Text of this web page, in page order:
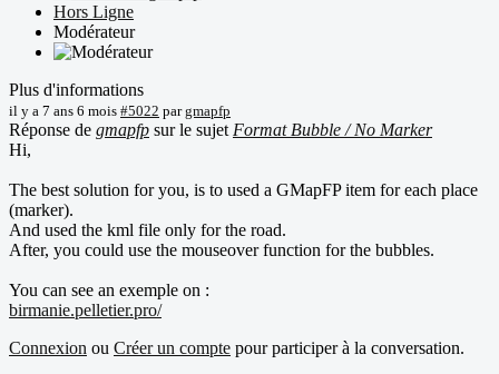
Hors Ligne
Modérateur
Plus d'informations
il y a 7 ans 6 mois #5022 pargmapfp
Réponse de gmapfp sur le sujet Format Bubble / No Marker
Hi,
The best solution for you, is to used a GMapFP item for each place
(marker).
And used the kml file only for the road.
After, you could use the mouseover function for the bubbles.
You can see an exemple on :
birmanie.pelletier.pro/
Connexion ou Créer un compte pour participer à la conversation.